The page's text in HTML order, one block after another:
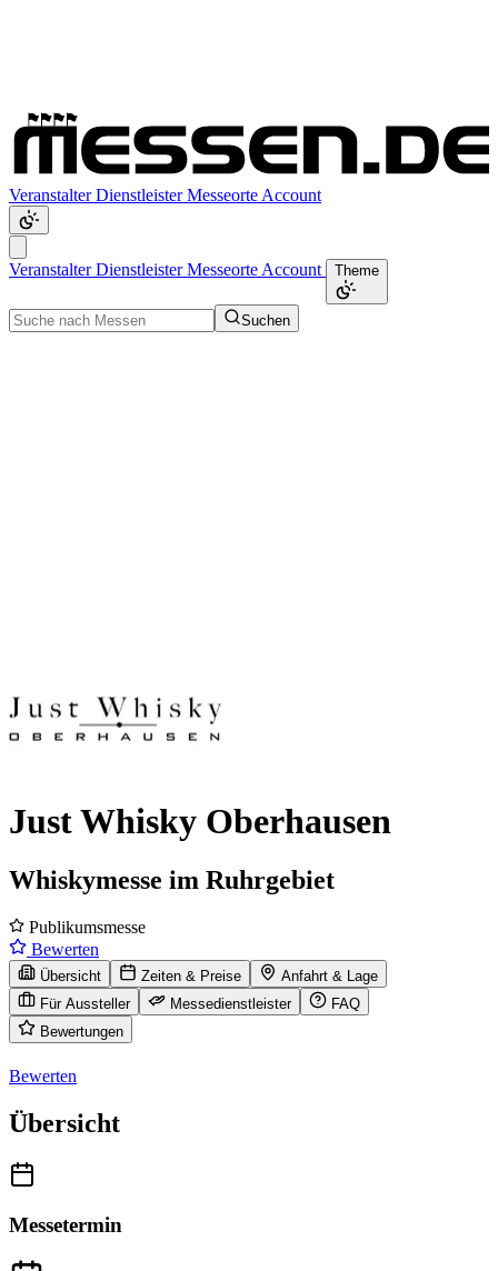
VeranstalterDienstleisterMesseorte Account
VeranstalterDienstleisterMesseorte Account Theme
Suchen
Just Whisky Oberhausen
Whiskymesse im Ruhrgebiet
Publikumsmesse
Bewerten
Übersicht Zeiten & Preise
Anfahrt & Lage
Für Aussteller
Messedienstleister
FAQ
Bewertungen
Bewerten
Übersicht
Messetermin